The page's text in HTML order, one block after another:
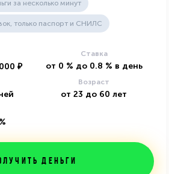
за несколько минут
только паспорт и СНИЛС
₽
Ставка
от 0 % до 0.8 % в день
Возраст
от 23 до 60 лет
деньги